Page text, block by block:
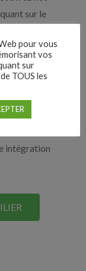
sur le
nos
intégration
pour vous
vos
sur
TOUS les